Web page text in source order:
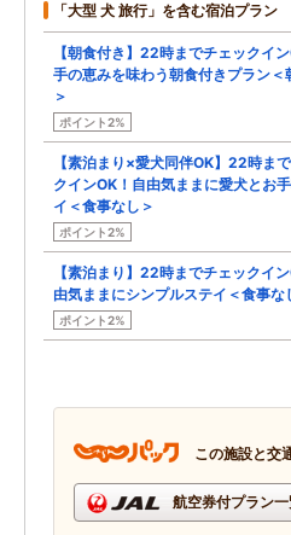
「大型 犬 旅行」を含む宿泊プラン
【朝食付き】22時までチェックイ
手の恵みを味わう朝食付きプラン＜
＞
ポイント2%
【素泊まり×愛犬同伴OK】22時ま
クインOK！自由気ままに愛犬とお
イ＜食事なし＞
ポイント2%
【素泊まり】22時までチェックイ
由気ままにシンプルステイ＜食事
ポイント2%
この施設と交
航空券付プラン